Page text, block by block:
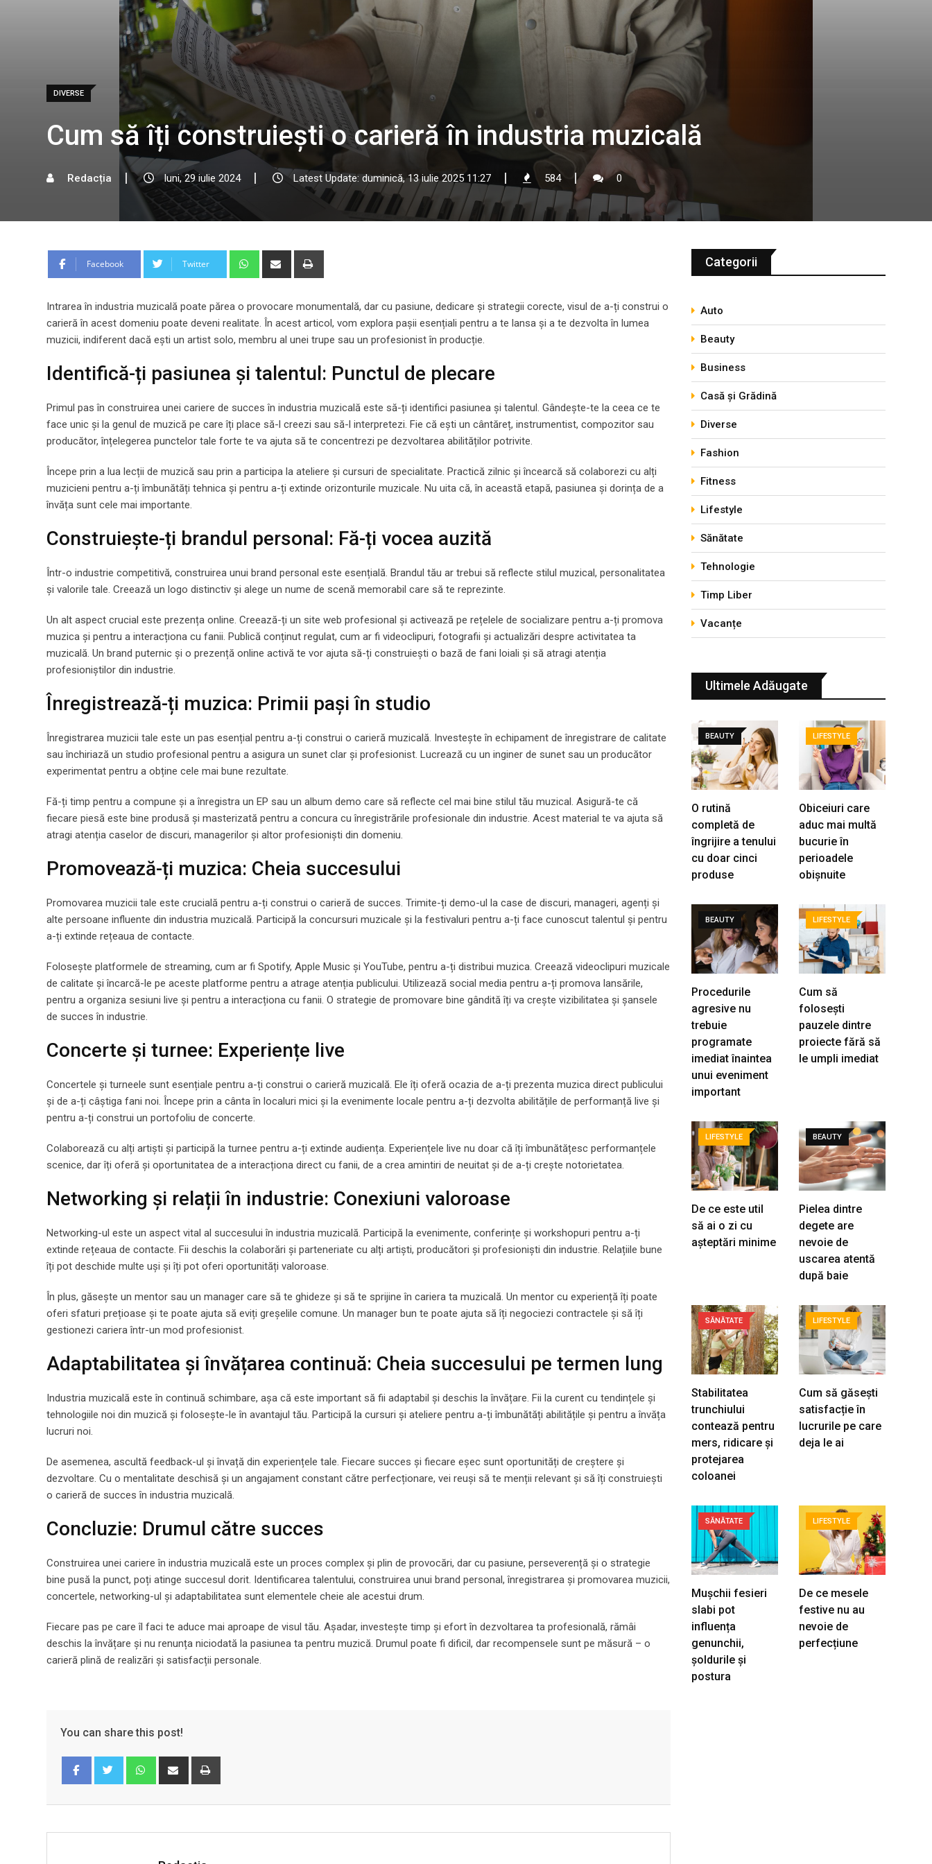
DIVERSE
Cum să îți construiești o carieră în industria muzicală
Redacția luni, 29 iulie 2024 Latest Update: duminică, 13 iulie 2025 11:27 584 0
Facebook Twitter WhatsappShare
Intrarea în industria muzicală poate părea o provocare monumentală, dar cu pasiune, dedicare și strategii corecte, visul de a-ți construi o
carieră în acest domeniu poate deveni realitate. În acest articol, vom explora pașii esențiali pentru a te lansa și a te dezvolta în lumea
muzicii, indiferent dacă ești un artist solo, membru al unei trupe sau un profesionist în producție.
Identifică-ți pasiunea și talentul: Punctul de plecare
Primul pas în construirea unei cariere de succes în industria muzicală este să-ți identifici pasiunea și talentul. Gândește-te la ceea ce te
face unic și la genul de muzică pe care îți place să-l creezi sau să-l interpretezi. Fie că ești un cântăreț, instrumentist, compozitor sau
producător, înțelegerea punctelor tale forte te va ajuta să te concentrezi pe dezvoltarea abilităților potrivite.
Începe prin a lua lecții de muzică sau prin a participa la ateliere și cursuri de specialitate. Practică zilnic și încearcă să colaborezi cu alți
muzicieni pentru a-ți îmbunătăți tehnica și pentru a-ți extinde orizonturile muzicale. Nu uita că, în această etapă, pasiunea și dorința de a
învăța sunt cele mai importante.
Construiește-ți brandul personal: Fă-ți vocea auzită
Într-o industrie competitivă, construirea unui brand personal este esențială. Brandul tău ar trebui să reflecte stilul muzical, personalitatea
și valorile tale. Creează un logo distinctiv și alege un nume de scenă memorabil care să te reprezinte.
Un alt aspect crucial este prezența online. Creează-ți un site web profesional și activează pe rețelele de socializare pentru a-ți promova
muzica și pentru a interacționa cu fanii. Publică conținut regulat, cum ar fi videoclipuri, fotografii și actualizări despre activitatea ta
muzicală. Un brand puternic și o prezență online activă te vor ajuta să-ți construiești o bază de fani loiali și să atragi atenția
profesioniștilor din industrie.
Înregistrează-ți muzica: Primii pași în studio
Înregistrarea muzicii tale este un pas esențial pentru a-ți construi o carieră muzicală. Investește în echipament de înregistrare de calitate
sau închiriază un studio profesional pentru a asigura un sunet clar și profesionist. Lucrează cu un inginer de sunet sau un producător
experimentat pentru a obține cele mai bune rezultate.
Fă-ți timp pentru a compune și a înregistra un EP sau un album demo care să reflecte cel mai bine stilul tău muzical. Asigură-te că
fiecare piesă este bine produsă și masterizată pentru a concura cu înregistrările profesionale din industrie. Acest material te va ajuta să
atragi atenția caselor de discuri, managerilor și altor profesioniști din domeniu.
Promovează-ți muzica: Cheia succesului
Promovarea muzicii tale este crucială pentru a-ți construi o carieră de succes. Trimite-ți demo-ul la case de discuri, manageri, agenți și
alte persoane influente din industria muzicală. Participă la concursuri muzicale și la festivaluri pentru a-ți face cunoscut talentul și pentru
a-ți extinde rețeaua de contacte.
Folosește platformele de streaming, cum ar fi Spotify, Apple Music și YouTube, pentru a-ți distribui muzica. Creează videoclipuri muzicale
de calitate și încarcă-le pe aceste platforme pentru a atrage atenția publicului. Utilizează social media pentru a-ți promova lansările,
pentru a organiza sesiuni live și pentru a interacționa cu fanii. O strategie de promovare bine gândită îți va crește vizibilitatea și șansele
de succes în industrie.
Concerte și turnee: Experiențe live
Concertele și turneele sunt esențiale pentru a-ți construi o carieră muzicală. Ele îți oferă ocazia de a-ți prezenta muzica direct publicului
și de a-ți câștiga fani noi. Începe prin a cânta în localuri mici și la evenimente locale pentru a-ți dezvolta abilitățile de performanță live și
pentru a-ți construi un portofoliu de concerte.
Colaborează cu alți artiști și participă la turnee pentru a-ți extinde audiența. Experiențele live nu doar că îți îmbunătățesc performanțele
scenice, dar îți oferă și oportunitatea de a interacționa direct cu fanii, de a crea amintiri de neuitat și de a-ți crește notorietatea.
Networking și relații în industrie: Conexiuni valoroase
Networking-ul este un aspect vital al succesului în industria muzicală. Participă la evenimente, conferințe și workshopuri pentru a-ți
extinde rețeaua de contacte. Fii deschis la colaborări și parteneriate cu alți artiști, producători și profesioniști din industrie. Relațiile bune
îți pot deschide multe uși și îți pot oferi oportunități valoroase.
În plus, găsește un mentor sau un manager care să te ghideze și să te sprijine în cariera ta muzicală. Un mentor cu experiență îți poate
oferi sfaturi prețioase și te poate ajuta să eviți greșelile comune. Un manager bun te poate ajuta să îți negociezi contractele și să îți
gestionezi cariera într-un mod profesionist.
Adaptabilitatea și învățarea continuă: Cheia succesului pe termen lung
Industria muzicală este în continuă schimbare, așa că este important să fii adaptabil și deschis la învățare. Fii la curent cu tendințele și
tehnologiile noi din muzică și folosește-le în avantajul tău. Participă la cursuri și ateliere pentru a-ți îmbunătăți abilitățile și pentru a învăța
lucruri noi.
De asemenea, ascultă feedback-ul și învață din experiențele tale. Fiecare succes și fiecare eșec sunt oportunități de creștere și
dezvoltare. Cu o mentalitate deschisă și un angajament constant către perfecționare, vei reuși să te menții relevant și să îți construiești
o carieră de succes în industria muzicală.
Concluzie: Drumul către succes
Construirea unei cariere în industria muzicală este un proces complex și plin de provocări, dar cu pasiune, perseverență și o strategie
bine pusă la punct, poți atinge succesul dorit. Identificarea talentului, construirea unui brand personal, înregistrarea și promovarea muzicii,
concertele, networking-ul și adaptabilitatea sunt elementele cheie ale acestui drum.
Fiecare pas pe care îl faci te aduce mai aproape de visul tău. Așadar, investește timp și efort în dezvoltarea ta profesională, rămâi
deschis la învățare și nu renunța niciodată la pasiunea ta pentru muzică. Drumul poate fi dificil, dar recompensele sunt pe măsură – o
carieră plină de realizări și satisfacții personale.
You can share this post!
WhatsappShare
Categorii
Auto
Beauty
Business
Casă și Grădină
Diverse
Fashion
Fitness
Lifestyle
Sănătate
Tehnologie
Timp Liber
Vacanțe
Ultimele Adăugate
BEAUTY
O rutină
completă de
îngrijire a tenului
cu doar cinci
produse
LIFESTYLE
Obiceiuri care
aduc mai multă
bucurie în
perioadele
obișnuite
BEAUTY
Procedurile
agresive nu
trebuie
programate
imediat înaintea
unui eveniment
important
LIFESTYLE
Cum să
folosești
pauzele dintre
proiecte fără să
le umpli imediat
LIFESTYLE
De ce este util
să ai o zi cu
așteptări minime
BEAUTY
Pielea dintre
degete are
nevoie de
uscarea atentă
după baie
SĂNĂTATE
Stabilitatea
trunchiului
contează pentru
mers, ridicare și
protejarea
coloanei
LIFESTYLE
Cum să găsești
satisfacție în
lucrurile pe care
deja le ai
SĂNĂTATE
Mușchii fesieri
slabi pot
influența
genunchii,
șoldurile și
postura
LIFESTYLE
De ce mesele
festive nu au
nevoie de
perfecțiune